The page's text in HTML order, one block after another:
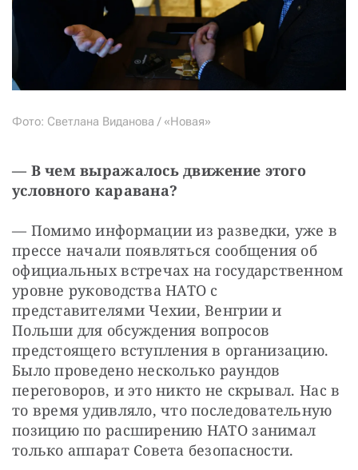
Фото: Светлана Виданова / «Новая»
— В чем выражалось движение этого
условного каравана?
— Помимо информации из разведки, уже в
прессе начали появляться сообщения об
официальных встречах на государственном
уровне руководства НАТО с
представителями Чехии, Венгрии и
Польши для обсуждения вопросов
предстоящего вступления в организацию.
Было проведено несколько раундов
переговоров, и это никто не скрывал. Нас в
то время удивляло, что последовательную
позицию по расширению НАТО занимал
только аппарат Совета безопасности.